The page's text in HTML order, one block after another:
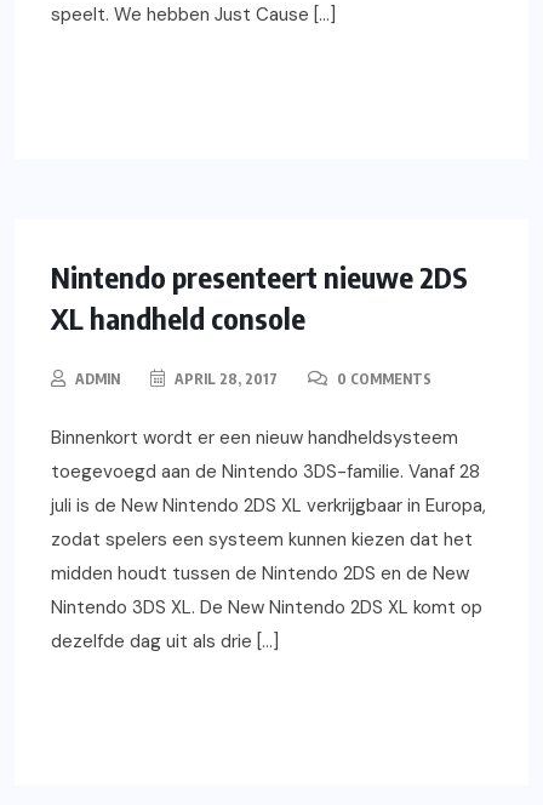
speelt. We hebben Just Cause […]
2DS/3DS
GAMING
NIEUWS
Nintendo presenteert nieuwe 2DS
XL handheld console
ADMIN APRIL 28, 2017 0 COMMENTS
Binnenkort wordt er een nieuw handheldsysteem
toegevoegd aan de Nintendo 3DS-familie. Vanaf 28
juli is de New Nintendo 2DS XL verkrijgbaar in Europa,
zodat spelers een systeem kunnen kiezen dat het
midden houdt tussen de Nintendo 2DS en de New
Nintendo 3DS XL. De New Nintendo 2DS XL komt op
dezelfde dag uit als drie […]